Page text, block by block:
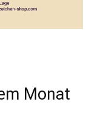
Monat